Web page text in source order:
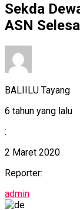
Sekda
ASN
BALIILU Tayang
6 tahun yang lalu
:
2 Maret 2020
Reporter:
admin